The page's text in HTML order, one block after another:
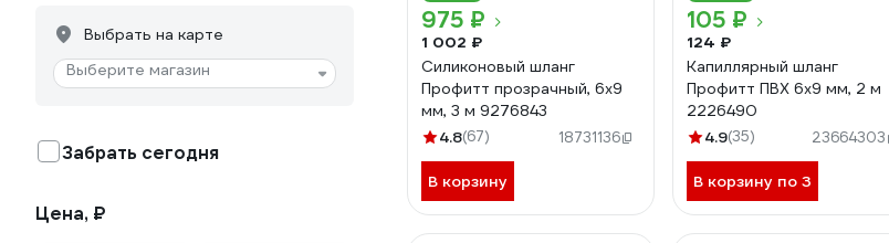
Выбрать на карте
Выберите магазин
Забрать сегодня
Цена, ₽
975 ₽
1 002 ₽
Силиконовый шланг
Профитт прозрачный, 6x9
мм, 3 м 9276843
4.8(67) 18731136
В корзину
105 ₽
124 ₽
Капиллярный шланг
Профитт ПВХ 6x9 мм, 2 м
2226490
4.9(35) 23664303
В корзину по 3